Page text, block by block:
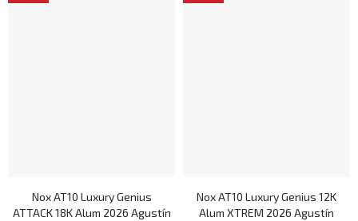
Nox AT10 Luxury Genius
ATTACK 18K Alum 2026 Agustín
Nox AT10 Luxury Genius 12K
Alum XTREM 2026 Agustín